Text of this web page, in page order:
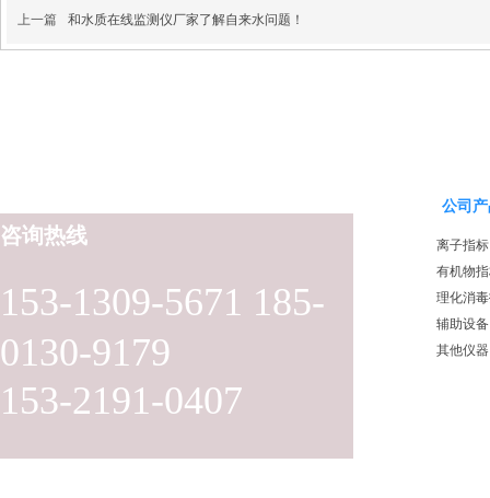
上一篇 和水质在线监测仪厂家了解自来水问题！
153-1309-5671 185-
0130-9179
153-2191-0407
咨询热线
公司
离子指标
有机物
理化消
辅助设备
其他仪器